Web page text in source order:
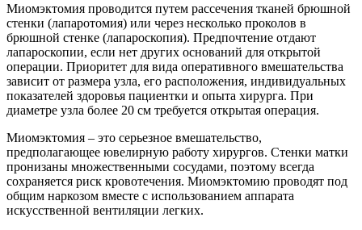
Миомэктомия проводится путем рассечения тканей брюшной
стенки (лапаротомия) или через несколько проколов в
брюшной стенке (лапароскопия). Предпочтение отдают
лапароскопии, если нет других оснований для открытой
операции. Приоритет для вида оперативного вмешательства
зависит от размера узла, его расположения, индивидуальных
показателей здоровья пациентки и опыта хирурга. При
диаметре узла более 20 см требуется открытая операция.
Миомэктомия – это серьезное вмешательство,
предполагающее ювелирную работу хирургов. Стенки матки
пронизаны множественными сосудами, поэтому всегда
сохраняется риск кровотечения. Миомэктомию проводят под
общим наркозом вместе с использованием аппарата
искусственной вентиляции легких.